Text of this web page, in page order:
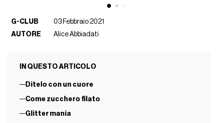
G-CLUB
03 Febbraio 2021
AUTORE
Alice Abbiadati
IN QUESTO ARTICOLO
Ditelo con un cuore
Come zucchero filato
Glitter mania